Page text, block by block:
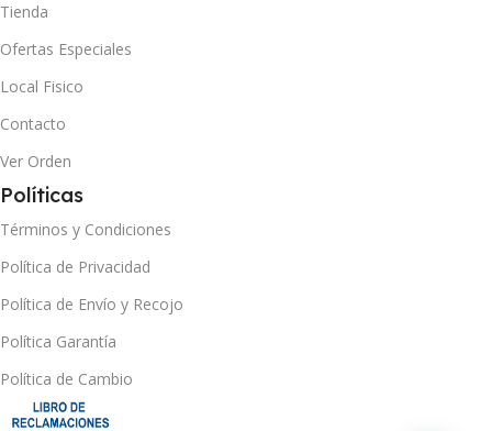
Tienda
Ofertas Especiales
Local Fisico
Contacto
Ver Orden
Políticas
Términos y Condiciones
Política de Privacidad
Política de Envío y Recojo
Política Garantía
Política de Cambio